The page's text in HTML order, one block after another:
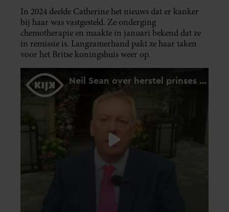
In 2024 deelde Catherine het nieuws dat er kanker
bij haar was vastgesteld. Ze onderging
chemotherapie en maakte in januari bekend dat ze
in remissie is. Langzamerhand pakt ze haar taken
voor het Britse koningshuis weer op.